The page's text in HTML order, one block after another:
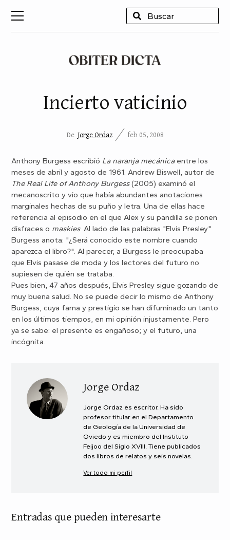
Incierto vaticinio
De Jorge Ordaz feb 05, 2008
Anthony Burgess escribió La naranja mecánicaentre los
meses de abril y agosto de 1961. Andrew Biswell, autor de
The Real Life of Anthony Burgess(2005) examinó el
mecanoscrito y vio que había abundantes anotaciones
marginales hechas de su puño y letra. Una de ellas hace
referencia al episodio en el que Alex y su pandilla se ponen
disfraces o maskies. Al lado de las palabras "Elvis Presley"
Burgess anota: "¿Será conocido este nombre cuando
aparezca el libro?". Al parecer, a Burgess le preocupaba
que Elvis pasase de moda y los lectores del futuro no
supiesen de quién se trataba.
Pues bien, 47 años después, Elvis Presley sigue gozando de
muy buena salud. No se puede decir lo mismo de Anthony
Burgess, cuya fama y prestigio se han difuminado un tanto
en los últimos tiempos, en mi opinión injustamente. Pero
ya se sabe: el presente es engañoso; y el futuro, una
incógnita.
Jorge Ordaz
Jorge Ordaz es escritor. Ha sido
profesor titular en el Departamento
de Geología de la Universidad de
Oviedo y es miembro del Instituto
Feijoo del Siglo XVIII. Tiene publicados
dos libros de relatos y seis novelas.
Ver todo mi perfil
Entradas que pueden interesarte